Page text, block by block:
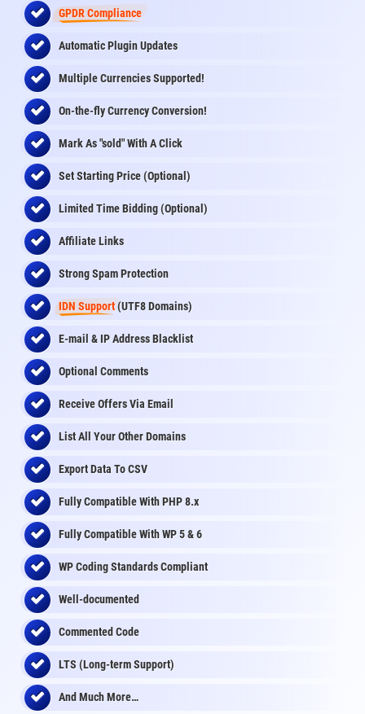
GPDR Compliance
Automatic Plugin Updates
Multiple Currencies Supported!
On-the-flyCurrency Conversion!
Mark As "sold" With A Click
Set Starting Price (Optional)
Limited Time Bidding (Optional)
Affiliate Links
Strong Spam Protection
IDN Support(UTF8 Domains)
E-mail & IP Address Blacklist
Optional Comments
Receive Offers Via Email
List All Your Other Domains
Export Data To CSV
Fully Compatible With PHP 8.x
Fully Compatible With WP 5 & 6
WP Coding Standards Compliant
Well-documented
Commented Code
LTS (Long-term Support)
And Much More…